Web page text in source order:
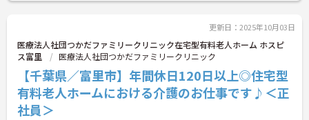
更新日：2025年10月03日
医療法人社団つかだファミリークリニック在宅型有料老人ホーム ホスピ
ス富里
医療法人社団つかだファミリークリニック
【千葉県／富里市】年間休日120日以上◎住宅型
有料老人ホームにおける介護のお仕事です♪＜正
社員＞